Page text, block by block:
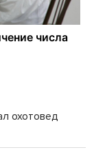
охотовед